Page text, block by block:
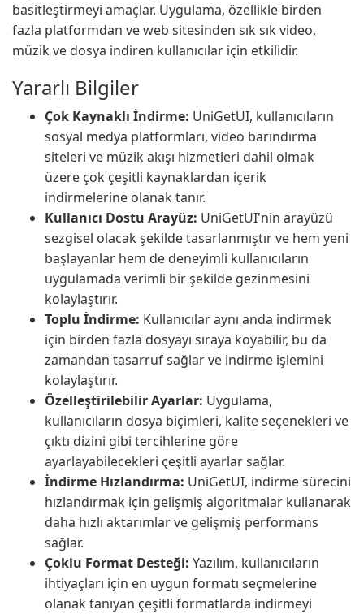
basitleştirmeyi amaçlar. Uygulama, özellikle birden
fazla platformdan ve web sitesinden sık sık video,
müzik ve dosya indiren kullanıcılar için etkilidir.
Yararlı Bilgiler
Çok Kaynaklı İndirme: UniGetUI, kullanıcıların
sosyal medya platformları, video barındırma
siteleri ve müzik akışı hizmetleri dahil olmak
üzere çok çeşitli kaynaklardan içerik
indirmelerine olanak tanır.
Kullanıcı Dostu Arayüz: UniGetUI'nin arayüzü
sezgisel olacak şekilde tasarlanmıştır ve hem yeni
başlayanlar hem de deneyimli kullanıcıların
uygulamada verimli bir şekilde gezinmesini
kolaylaştırır.
Toplu İndirme: Kullanıcılar aynı anda indirmek
için birden fazla dosyayı sıraya koyabilir, bu da
zamandan tasarruf sağlar ve indirme işlemini
kolaylaştırır.
Özelleştirilebilir Ayarlar: Uygulama,
kullanıcıların dosya biçimleri, kalite seçenekleri ve
çıktı dizini gibi tercihlerine göre
ayarlayabilecekleri çeşitli ayarlar sağlar.
İndirme Hızlandırma: UniGetUI, indirme sürecini
hızlandırmak için gelişmiş algoritmalar kullanarak
daha hızlı aktarımlar ve gelişmiş performans
sağlar.
Çoklu Format Desteği: Yazılım, kullanıcıların
ihtiyaçları için en uygun formatı seçmelerine
olanak tanıyan çeşitli formatlarda indirmeyi